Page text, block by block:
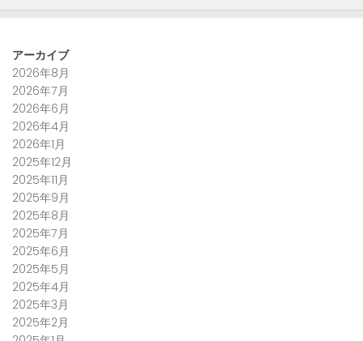
アーカイブ
2026年8月
2026年7月
2026年6月
2026年4月
2026年1月
2025年12月
2025年11月
2025年9月
2025年8月
2025年7月
2025年6月
2025年5月
2025年4月
2025年3月
2025年2月